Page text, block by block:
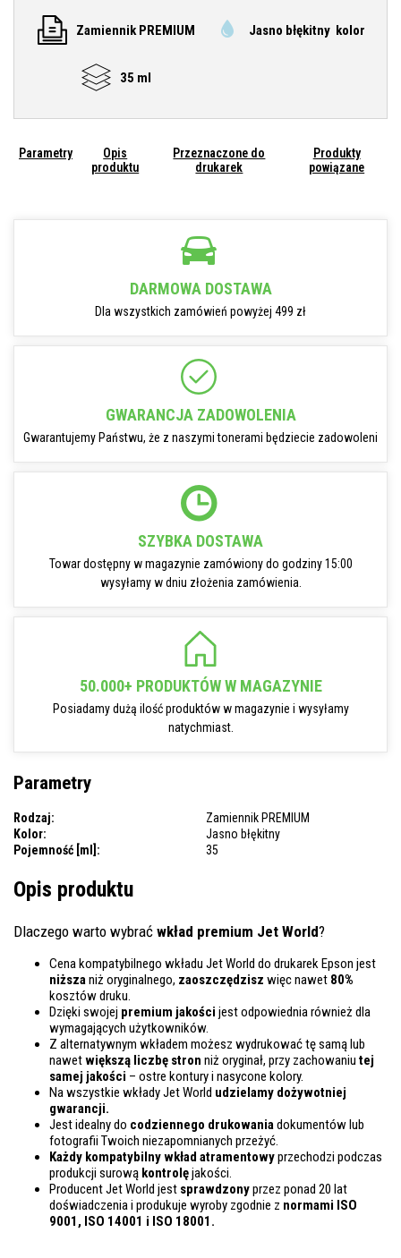
Zamiennik PREMIUM Jasno błękitny kolor
35 ml
Parametry
Opis
produktu
Przeznaczone do
drukarek
Produkty
powiązane
DARMOWA DOSTAWA
Dla wszystkich zamówień powyżej 499 zł
GWARANCJA ZADOWOLENIA
Gwarantujemy Państwu, że z naszymi tonerami będziecie zadowoleni
SZYBKA DOSTAWA
Towar dostępny w magazynie zamówiony do godziny 15:00
wysyłamy w dniu złożenia zamówienia.
50.000+ PRODUKTÓW W MAGAZYNIE
Posiadamy dużą ilość produktów w magazynie i wysyłamy
natychmiast.
Parametry
Rodzaj:
Zamiennik PREMIUM
Kolor:
Jasno błękitny
Pojemność [ml]:
35
Opis produktu
Dlaczego warto wybrać wkład premium Jet World?
Cena kompatybilnego wkładu Jet World do drukarek Epson jest
niższaniż oryginalnego, zaoszczędzisz więc nawet 80%
kosztów druku.
Dzięki swojej premium jakości jest odpowiednia również dla
wymagających użytkowników.
Z alternatywnym wkładem możesz wydrukować tę samą lub
nawetwiększą liczbę stron niż oryginał, przy zachowaniu tej
samej jakości – ostre kontury i nasycone kolory.
Na wszystkie wkłady Jet World udzielamy dożywotniej
gwarancji.
Jest idealny do codziennego drukowaniadokumentów lub
fotografii Twoich niezapomnianych przeżyć.
Każdy kompatybilny wkład atramentowyprzechodzi podczas
produkcji surową kontrolęjakości.
Producent Jet World jest sprawdzonyprzez ponad 20 lat
doświadczenia i produkuje wyroby zgodnie z normami ISO
9001, ISO 14001 i ISO 18001.